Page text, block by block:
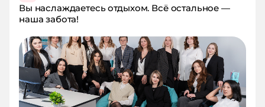
Вы наслаждаетесь отдыхом. Всё остальное —
наша забота!